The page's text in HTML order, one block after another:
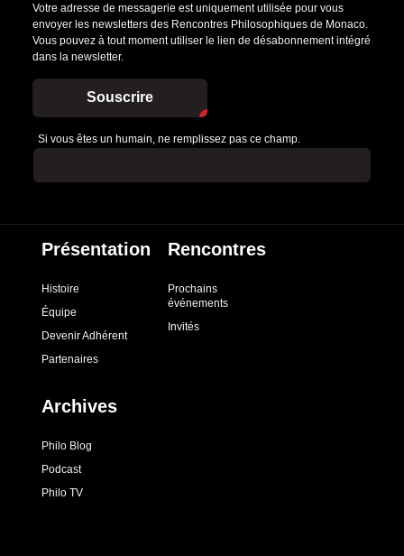
Votre adresse de messagerie est uniquement utilisée pour vous
envoyer les newsletters des Rencontres Philosophiques de Monaco.
Vous pouvez à tout moment utiliser le lien de désabonnement intégré
dans la newsletter.
Souscrire
Si vous êtes un humain, ne remplissez pas ce champ.
Présentation
Histoire
Équipe
Devenir Adhérent
Partenaires
Rencontres
Prochains
événements
Invités
Archives
Philo Blog
Podcast
Philo TV